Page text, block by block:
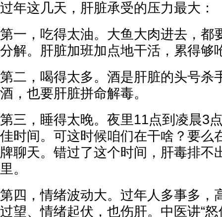
过年这几天，肝脏承受的压力最大：
第一，吃得太油。大鱼大肉进去，都
分解。肝脏加班加点地干活，累得够
第二，喝得太多。酒是肝脏的头号杀
酒，也要肝脏拼命解毒。
第三，睡得太晚。夜里11点到凌晨3
佳时间。可这时候咱们在干啥？要么
牌聊天。错过了这个时间，肝毒排不
里。
第四，情绪波动大。过年人多事多，
过望、情绪起伏，也伤肝。中医讲“